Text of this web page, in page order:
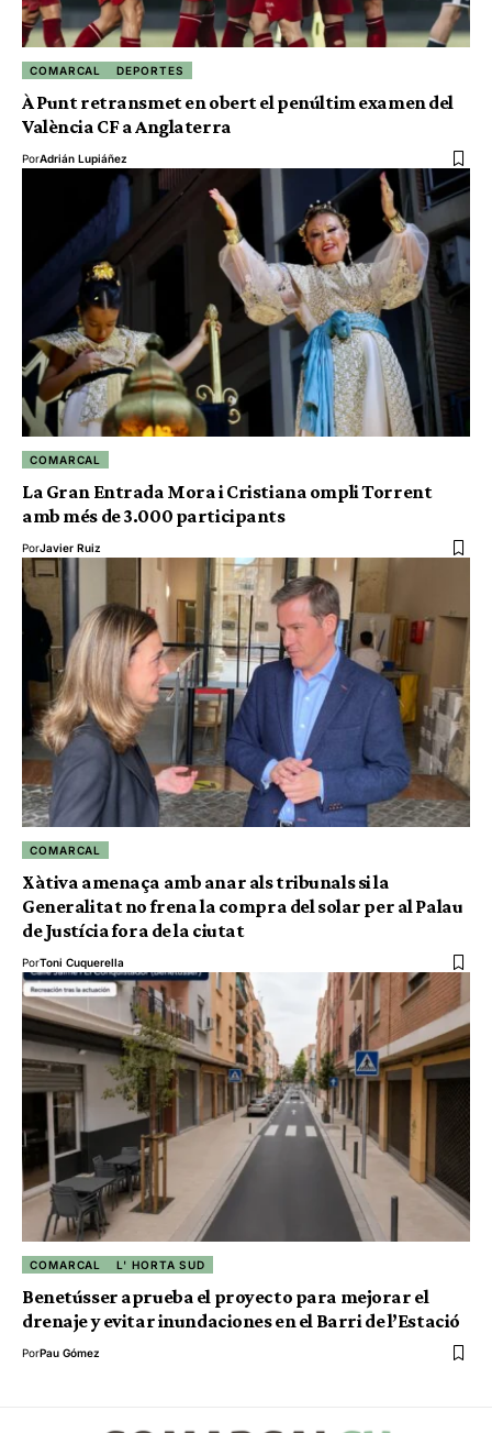
COMARCAL DEPORTES
À Punt retransmet en obert el penúltim examen del
València CF a Anglaterra
PorAdrián Lupiáñez
COMARCAL
La Gran Entrada Mora i Cristiana ompli Torrent
amb més de 3.000 participants
PorJavier Ruiz
COMARCAL
Xàtiva amenaça amb anar als tribunals si la
Generalitat no frena la compra del solar per al Palau
de Justícia fora de la ciutat
PorToni Cuquerella
COMARCAL L' HORTA SUD
Benetússer aprueba el proyecto para mejorar el
drenaje y evitar inundaciones en el Barri de l’Estació
PorPau Gómez